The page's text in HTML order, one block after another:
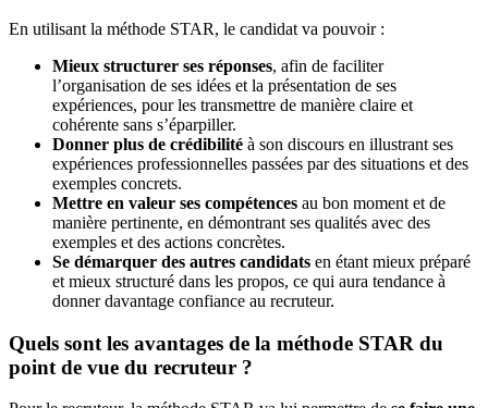
En utilisant la méthode STAR, le candidat va pouvoir :
Mieux structurer ses réponses, afin de faciliter
l’organisation de ses idées et la présentation de ses
expériences, pour les transmettre de manière claire et
cohérente sans s’éparpiller.
Donner plus de crédibilité à son discours en illustrant ses
expériences professionnelles passées par des situations et des
exemples concrets.
Mettre en valeur ses compétences au bon moment et de
manière pertinente, en démontrant ses qualités avec des
exemples et des actions concrètes.
Se démarquer des autres candidats en étant mieux préparé
et mieux structuré dans les propos, ce qui aura tendance à
donner davantage confiance au recruteur.
Quels sont les avantages de la méthode STAR du
point de vue du recruteur ?